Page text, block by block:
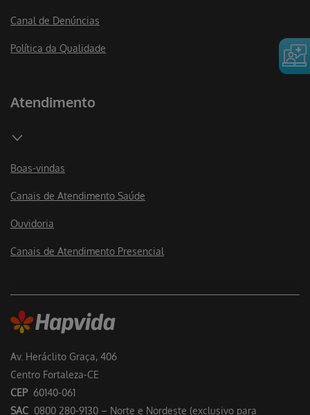
Av. Heráclito Graça, 406
Centro Fortaleza-CE
CEP 60140-061
SAC 0800 280-9130 – Norte e Nordeste (exclusivo para
Canal de Denúncias
Política da Qualidade
Atendimento
Boas-vindas
Canais de Atendimento Saúde
Ouvidoria
Canais de Atendimento Presencial